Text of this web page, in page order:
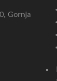
Gornja